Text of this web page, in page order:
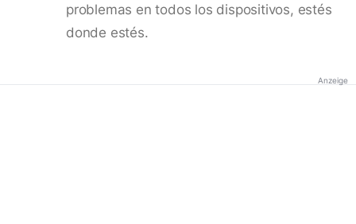
problemas en todos los dispositivos, estés
donde estés.
Anzeige